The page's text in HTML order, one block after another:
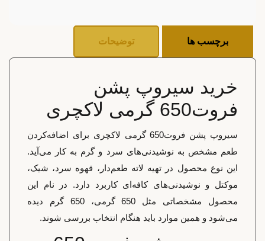
توضیحات برچسب ها
خرید سیروپ پشن
فروت650 گرمی لاکچری
سیروپ پشن فروت650 گرمی لاکچری برای اضافه‌کردن
طعم مشخص به نوشیدنی‌های سرد و گرم به کار می‌آید.
این نوع محصول در تهیه لاته طعم‌دار، قهوه سرد، شیک،
موکتل و نوشیدنی‌های کافه‌ای کاربرد دارد. در نام این
محصول مشخصاتی مثل 650 گرمی، 650 گرم دیده
می‌شود و همین موارد باید هنگام انتخاب بررسی شوند.